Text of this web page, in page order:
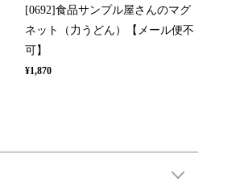
[0692]食品サンプル屋さんのマグ
ネット（力うどん）【メール便不
可】
¥1,870